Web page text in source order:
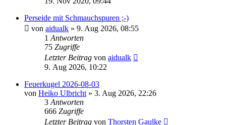
Perseide mit Schmauchspuren ;-)
von aidualk » 9. Aug 2026, 08:55
1 Antworten
75 Zugriffe
Letzter Beitrag von aidualk
9. Aug 2026, 10:22
Feuerkugel 2026-08-03
von Heiko Ulbricht » 3. Aug 2026, 22:26
3 Antworten
666 Zugriffe
Letzter Beitrag von Thorsten Gaulke